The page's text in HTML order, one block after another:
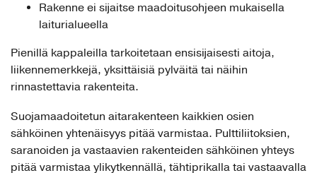
Rakenne ei sijaitse maadoitusohjeen mukaisella
laiturialueella
Pienillä kappaleilla tarkoitetaan ensisijaisesti aitoja,
liikennemerkkejä, yksittäisiä pylväitä tai näihin
rinnastettavia rakenteita.
Suojamaadoitetun aitarakenteen kaikkien osien
sähköinen yhtenäisyys pitää varmistaa. Pulttiliitoksien,
saranoiden ja vastaavien rakenteiden sähköinen yhteys
pitää varmistaa ylikytkennällä, tähtiprikalla tai vastaavalla